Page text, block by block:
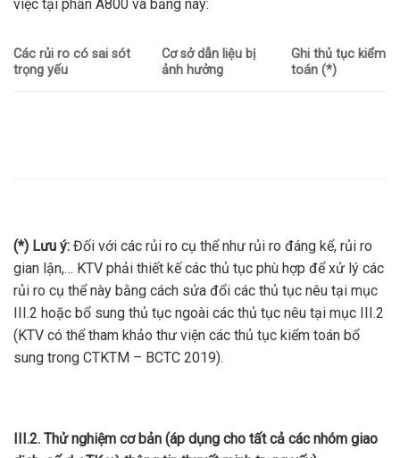
việc tại phần A800 và bảng này:
Các rủi ro có sai sót
trọng yếu
Cơ sở dẫn liệu bị
ảnh hưởng
Ghi thủ tục kiểm
toán (*)
(*) Lưu ý: Đối với các rủi ro cụ thể như rủi ro đáng kể, rủi ro
gian lận,… KTV phải thiết kế các thủ tục phù hợp để xử lý các
rủi ro cụ thể này bằng cách sửa đổi các thủ tục nêu tại mục
III.2 hoặc bổ sung thủ tục ngoài các thủ tục nêu tại mục III.2
(KTV có thể tham khảo thư viện các thủ tục kiểm toán bổ
sung trong CTKTM – BCTC 2019).
III.2. Thử nghiệm cơ bản (áp dụng cho tất cả các nhóm giao